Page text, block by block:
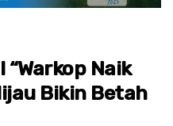
Naik
Bikin Betah